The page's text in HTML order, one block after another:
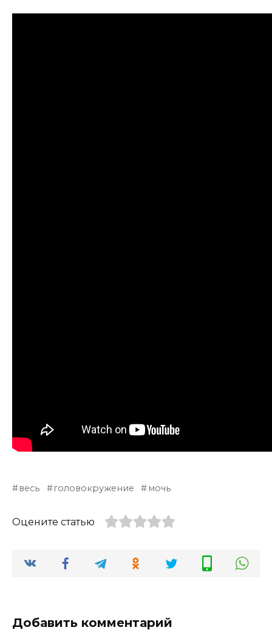
весь головокружение мочь
Оцените статью
Добавить комментарий